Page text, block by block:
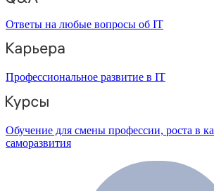
Ответы на любые вопросы об IT
Профессиональное развитие в IT
Обучение для смены профессии, роста в
саморазвития